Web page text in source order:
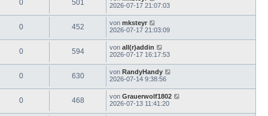
0 501
2026-07-17 21:07:03
0 452 von mksteyr
2026-07-17 21:03:09
0 594 von all(r)addin
2026-07-17 16:17:53
0 630 von RandyHandy
2026-07-14 9:38:56
0 468 von Grauerwolf1802
2026-07-13 11:41:20